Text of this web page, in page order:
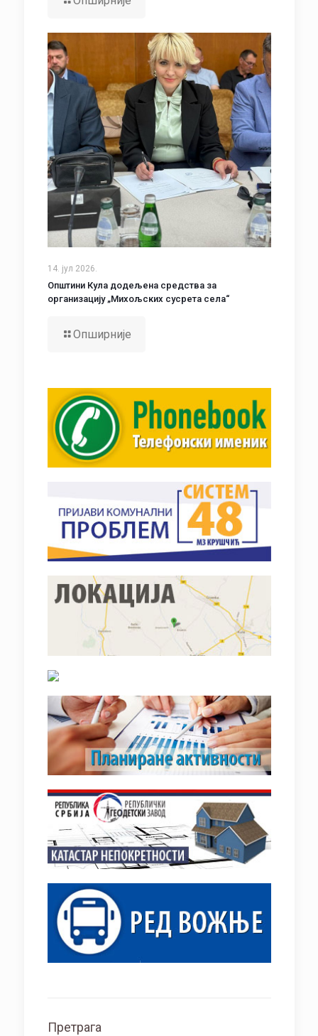
14. јул 2026.
Општини Кула додељена средства за
организацију „Михољских сусрета села“
Опширније
Претрага